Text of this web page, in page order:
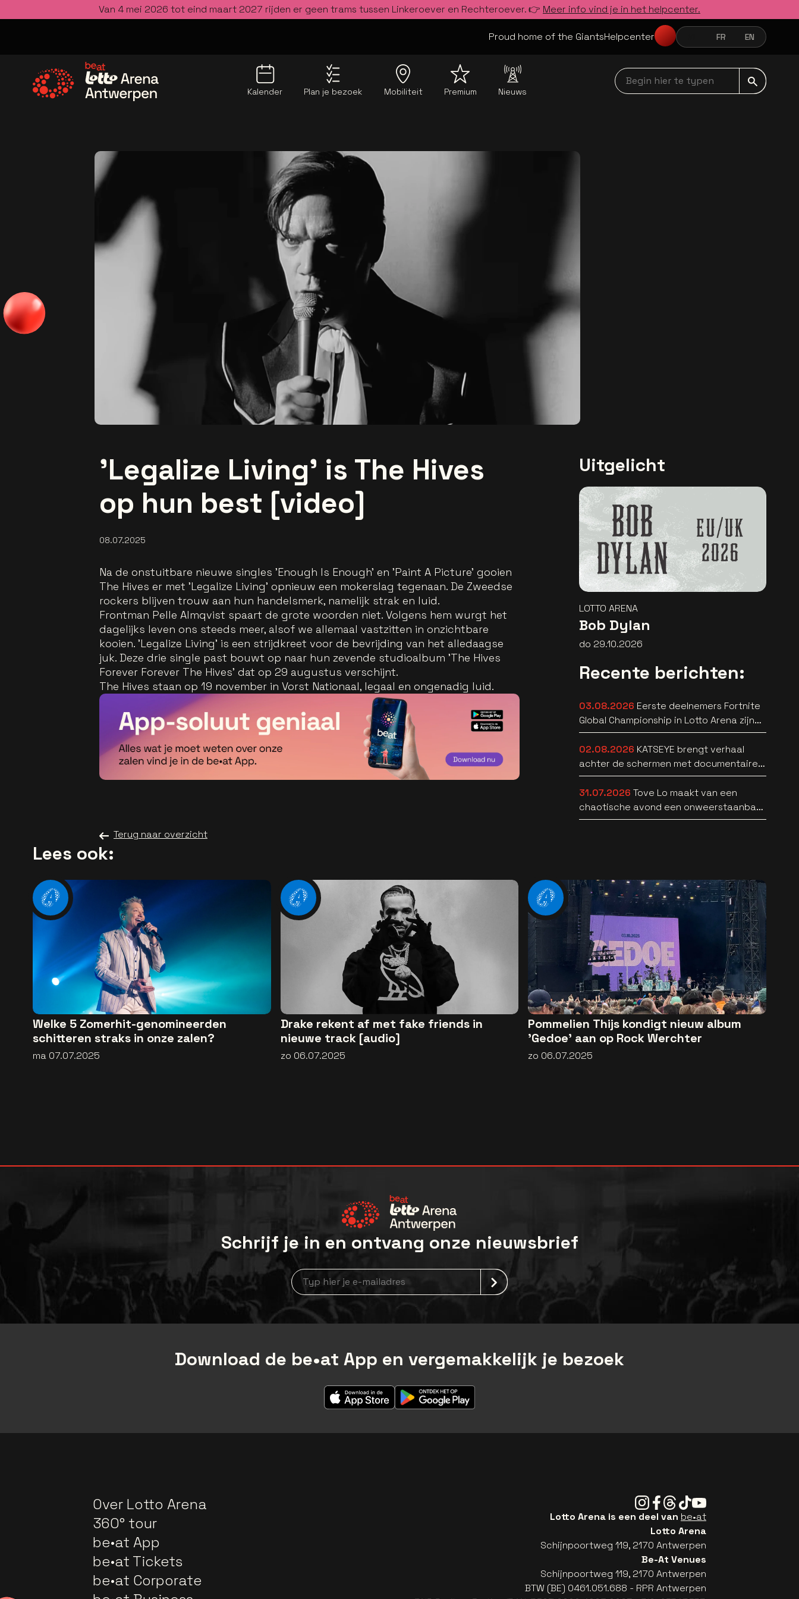
Van 4 mei 2026 tot eind maart 2027 rijden er geen trams tussen Linkeroever en Rechteroever. 👉 Meer info vind je in het helpcenter.
Proud home of the GiantsHelpcenter NEDERLANDSFRANÇAIS
FR ENGLISH
EN
Kalender Plan je bezoek Mobiliteit Premium Nieuws
Begin hier te typen navbar
'Legalize Living' is The Hives
op hun best [video]
08.07.2025
Na de onstuitbare nieuwe singles 'Enough Is Enough' en 'Paint A Picture' gooien
The Hives er met 'Legalize Living' opnieuw een mokerslag tegenaan. De Zweedse
rockers blijven trouw aan hun handelsmerk, namelijk strak en luid.
Frontman Pelle Almqvist spaart de grote woorden niet. Volgens hem wurgt het
dagelijks leven ons steeds meer, alsof we allemaal vastzitten in onzichtbare
kooien. 'Legalize Living' is een strijdkreet voor de bevrijding van het alledaagse
juk. Deze drie single past bouwt op naar hun zevende studioalbum 'The Hives
Forever Forever The Hives' dat op 29 augustus verschijnt.
The Hives staan op 19 november in Vorst Nationaal, legaal en ongenadig luid.
Terug naar overzicht
Uitgelicht
LOTTO ARENA
Bob Dylan
do 29.10.2026
Recente berichten:
03.08.2026 Eerste deelnemers Fortnite
Global Championship in Lotto Arena zijn
bekend
02.08.2026 KATSEYE brengt verhaal
achter de schermen met documentaire
WILD HEARTS [trailer]
31.07.2026 Tove Lo maakt van een
chaotische avond een onweerstaanbare
popsong
Lees ook:
Welke 5 Zomerhit-genomineerden
schitteren straks in onze zalen?
ma 07.07.2025
Drake rekent af met fake friends in
nieuwe track [audio]
zo 06.07.2025
Pommelien Thijs kondigt nieuw album
'Gedoe' aan op Rock Werchter
zo 06.07.2025
Schrijf je in en ontvang onze nieuwsbrief
Nieuwsbrief aanmelding
Download de be•at App en vergemakkelijk je bezoek
Over Lotto Arena
360° tour
be•at App
be•at Tickets
be•at Corporate
Instagram
Facebook
Threads
TiktokYoutube
Lotto Arena is een deel van be•at
Lotto Arena
Schijnpoortweg 119, 2170 Antwerpen
Be-At Venues
Schijnpoortweg 119, 2170 Antwerpen
BTW (BE) 0461.051.688 - RPR Antwerpen